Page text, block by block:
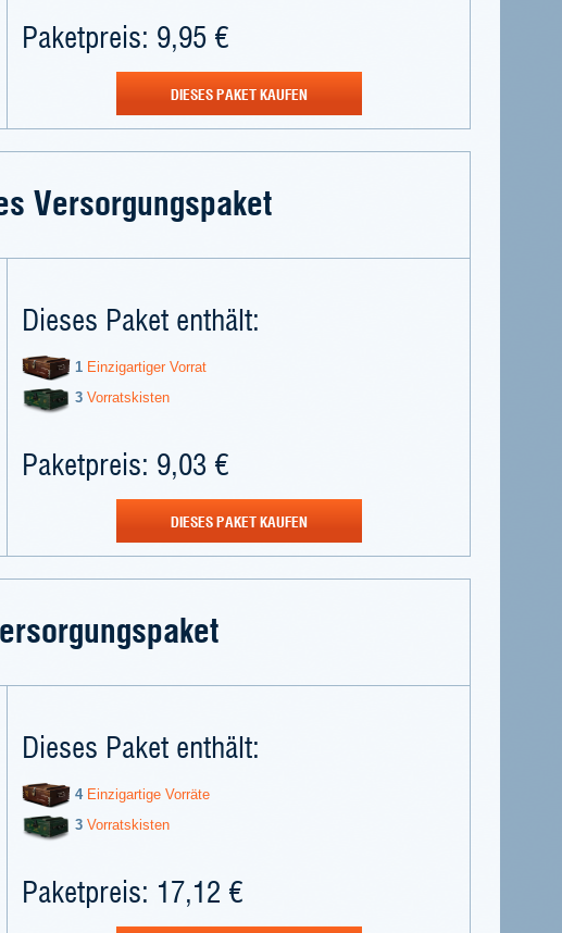
Paketpreis: 9,95 €
DIESES PAKET KAUFEN
Versorgungspaket
Dieses Paket enthält:
1 Einzigartiger Vorrat
3 Vorratskisten
Paketpreis: 9,03 €
DIESES PAKET KAUFEN
Dieses Paket enthält:
4 Einzigartige Vorräte
3 Vorratskisten
Paketpreis: 17,12 €